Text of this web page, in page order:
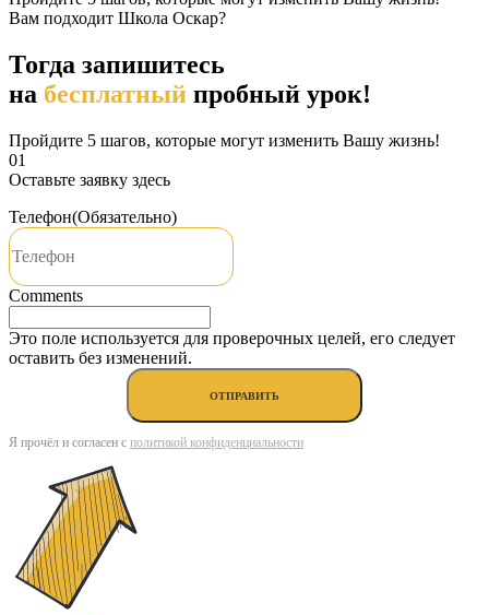
Вам подходит Школа Оскар?
тогда запишитесь
на бесплатный пробный урок!
Пройдите 5 шагов, которые могут изменить Вашу жизнь!
01
Оставьте заявку здесь
Телефон(Обязательно)
Comments
Это поле используется для проверочных целей, его следует
оставить без изменений.
Я прочёл и согласен с политикой конфиденциальности